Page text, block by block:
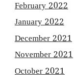
February 2022
January 2022
December 2021
November 2021
October 2021